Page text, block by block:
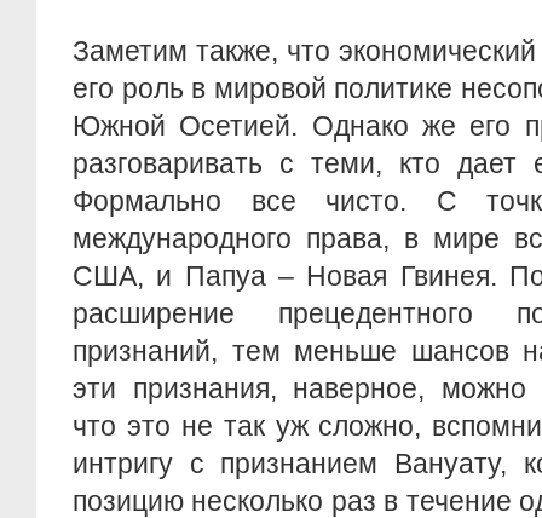
Заметим также, что
его роль в мировой политике
Южной Осетией. Однако же его
разговаривать с теми, кто дает
Формально все чисто. С
международного права, в мире
США, и Папуа – Новая Гвинея.
расширение
признаний, тем меньше шансов
эти признания, наверное, можно
что это не так уж сложно,
интригу с признанием Вануату,
позицию несколько раз в течение